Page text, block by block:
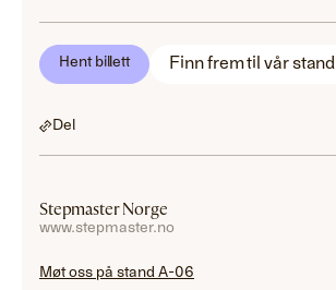
Hent billett Finn frem til vår stand
Del
Stepmaster Norge
www.stepmaster.no
Møt oss på stand A-06